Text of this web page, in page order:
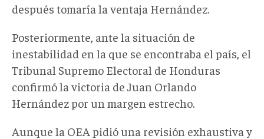
después tomaría la ventaja Hernández.
Posteriormente, ante la situación de
inestabilidad en la que se encontraba el país, el
Tribunal Supremo Electoral de Honduras
confirmó la victoria de Juan Orlando
Hernández por un margen estrecho.
Aunque la OEA pidió una revisión exhaustiva y